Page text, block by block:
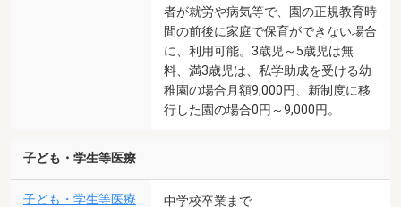
者が就労や病気等で、園の正規教育時
間の前後に家庭で保育ができない場合
に、利用可能。3歳児～5歳児は無
料、満3歳児は、私学助成を受ける幼
稚園の場合月額9,000円、新制度に移
行した園の場合0円～9,000円。
子ども・学生等医療
子ども・学生等医療
中学校卒業まで